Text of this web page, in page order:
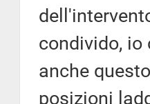
condivido, io
anche
posizioni